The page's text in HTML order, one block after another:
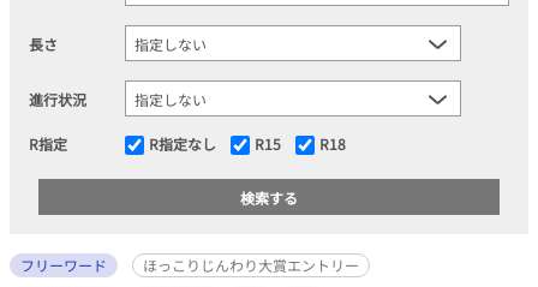
長さ
進行状況
R指定 R指定なし R15 R18
フリーワード
ほっこりじんわり大賞エントリー